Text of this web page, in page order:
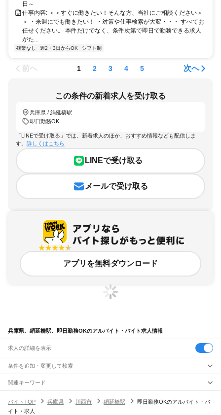
日～
仕事内容: ＜＜すぐに働きたい！そんな方、当社にご相談ください＞
＞ ・来週にでも働きたい！ ・対策や仕事検索が大変・・・ すべてお
任せください。 本件だけでなく、条件次第で即日で勤務できる求人
がた...
残業なし 週2・3日からOK シフト制
前へ 1 2 3 4 5 次へ
この条件の新着求人を受け取る
兵庫県 / 絹延橋駅
即日勤務OK
「LINEで受け取る」では、新着求人のほか、おすすめ情報なども配信しま
す。 詳しくはこちら
LINEで受け取る
メールで受け取る
アプリを無料ダウンロード
兵庫県、絹延橋駅、即日勤務OKのアルバイト・バイト求人情報
求人の詳細を表示
条件を追加・変更して検索
市区町村を追加・変更
兵庫県すべて
神戸市
駅を追加・変更
関連キーワード
バイトTOP
兵庫県 川西市 絹延橋駅
即日勤務OKのアルバイト・バ
イト・求人